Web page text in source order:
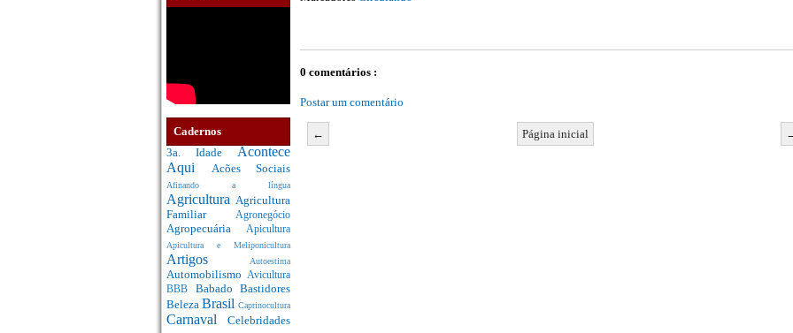
Cadernos
3a. Idade Acontece
Aqui Acões Sociais
Afinando a língua
Agricultura Agricultura
Familiar Agronegócio
Agropecuária Apicultura
Apicultura e Meliponicultura
Artigos Autoestima
Automobilismo Avicultura
BBB Babado Bastidores
Beleza Brasil Caprinocultura
Carnaval Celebridades
0 comentários :
Postar um comentário
← Página inicial